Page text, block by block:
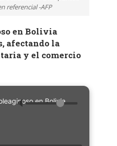
referencial -AFP
en Bolivia
afectando la
y el comercio
en Bolivia
🔈